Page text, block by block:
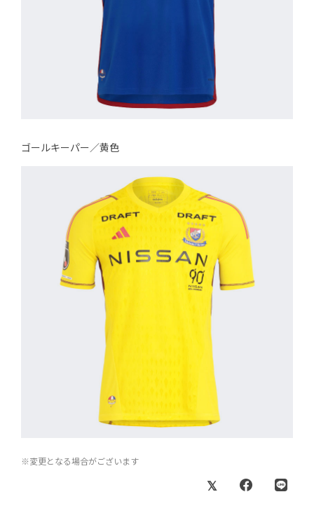
ゴールキーパー／黄色
※変更となる場合がございます